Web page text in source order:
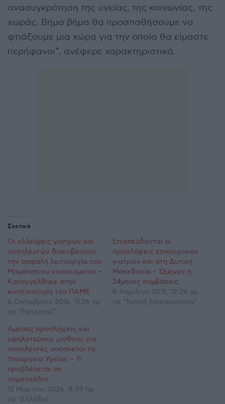
ανασυγκρότηση της υγείας, της κοινωνίας, της
χωράς. Βήμα βήμα θα προσπαθήσουμε να
φτιάξουμε μια χώρα για την οποία θα είμαστε
περήφανοι”, ανέφερε χαρακτηριστικά.
Σχετικά
Οι ελλείψεις γιατρών και
νοσηλευτών διακυβεύουν
την ασφαλή λειτουργία του
Μαμάτσειου νοσοκομείου –
Καταγγέλθηκε στην
κινητοποίηση του ΠΑΜΕ
6 Οκτωβρίου 2016, 11:26 πμ
σε "Ρεπορτάζ"
Επισπεύδονται οι
προσλήψεις επικουρικών
γιατρών και στη Δυτική
Μακεδονία – 12μηνες ή
24μηνες συμβάσεις
8 Απριλίου 2015, 12:28 μμ
σε "Τοπική Επικαιρότητα"
Άμεσες προσλήψεις και
υψηλότερους μισθούς για
νοσηλευτές υπόσχεται το
Υπουργείο Υγείας – Τι
προβλέπεται σε
νομοσχέδιο
12 Μαρτίου 2026, 8:59 πμ
σε "Ελλάδα"